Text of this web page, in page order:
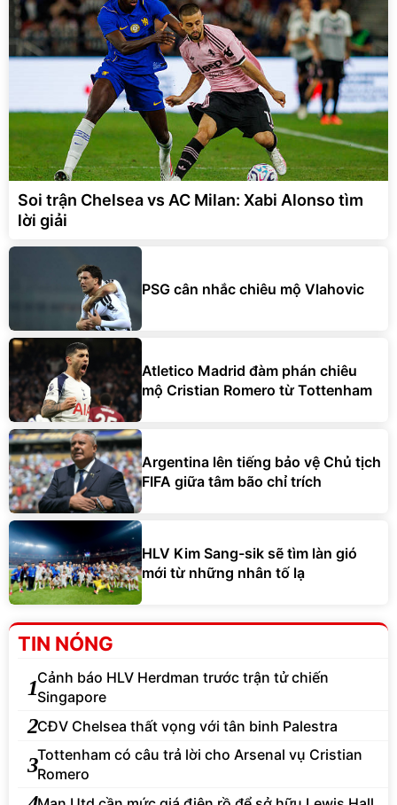
Soi trận Chelsea vs AC Milan: Xabi Alonso tìm
lời giải
PSG cân nhắc chiêu mộ Vlahovic
Atletico Madrid đàm phán chiêu
mộ Cristian Romero từ Tottenham
Argentina lên tiếng bảo vệ Chủ tịch
FIFA giữa tâm bão chỉ trích
HLV Kim Sang-sik sẽ tìm làn gió
mới từ những nhân tố lạ
TIN NÓNG
1Cảnh báo HLV Herdman trước trận tử chiến
Singapore
2CĐV Chelsea thất vọng với tân binh Palestra
3Tottenham có câu trả lời cho Arsenal vụ Cristian
Romero